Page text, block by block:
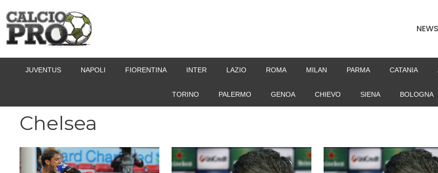
contenuto
NEWS
JUVENTUS NAPOLI FIORENTINA INTER LAZIO ROMA MILAN PARMA CATANIA
TORINO PALERMO GENOA CHIEVO SIENA BOLOGNA
Chelsea